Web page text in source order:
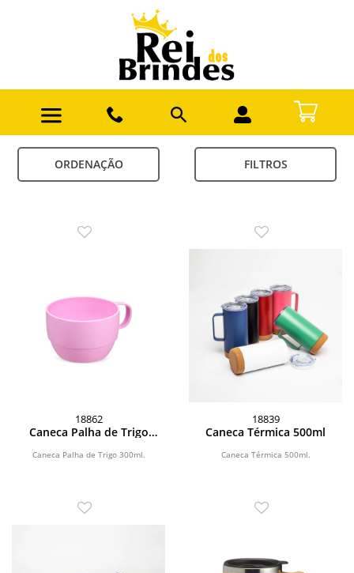
ORDENAÇÃO FILTROS
18862
Caneca Palha de Trigo
Caneca Palha de Trigo 300ml.
18839
Caneca Térmica 500ml
Caneca Térmica 500ml.